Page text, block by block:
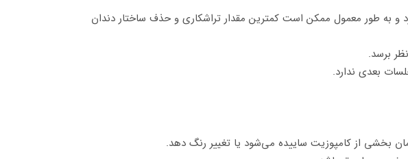
و به طور معمول ممکن است کمترین مقدار تراشکاری و حذف ساختار دندان
برسد.
بعدی ندارد.
بخشی از کامپوزیت ساییده می‌شود یا تغییر رنگ دهد.